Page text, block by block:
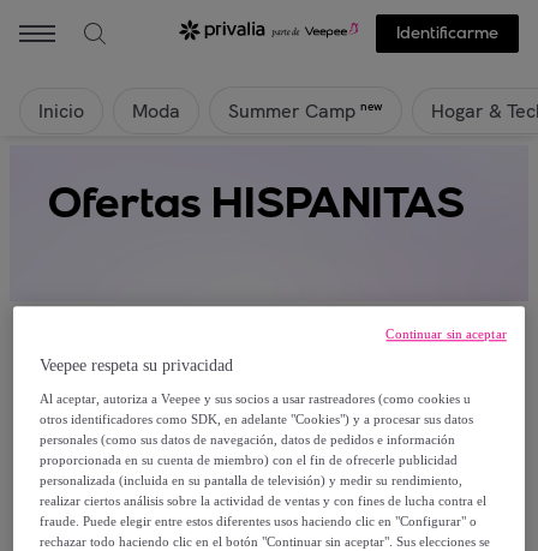
Identificarme
Inicio Moda Summer Camp new Hogar &
Ofertas HISPANITAS
Actualmente no hay productos disponibles.
Regístrate y accede a todos los productos visibles
para nuestros miembros.
Veepee respeta su privacidad
Al aceptar, autoriza a Veepee y sus socios a usar rastreadores (como cookies u
otros identificadores como SDK, en adelante "Cookies") y a procesar sus datos
personales (como sus datos de navegación, datos de pedidos e información
proporcionada en su cuenta de miembro) con el fin de ofrecerle publicidad
personalizada (incluida en su pantalla de televisión) y medir su rendimiento,
realizar ciertos análisis sobre la actividad de ventas y con fines de lucha contra el
fraude. Puede elegir entre estos diferentes usos haciendo clic en "Configurar" o
rechazar todo haciendo clic en el botón "Continuar sin aceptar". Sus elecciones se
Continuar sin aceptar